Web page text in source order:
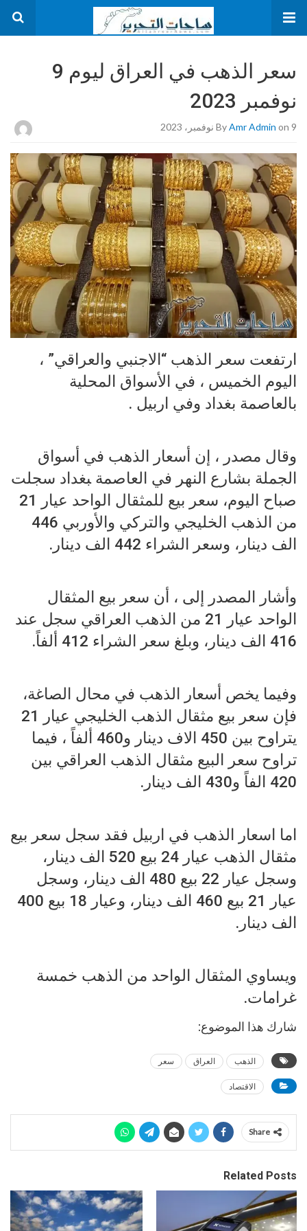
سعر الذهب في العراق ليوم 9
نوفمبر 2023
ByAmr Admin on 9 نوفمبر، 2023
ارتفعت سعر الذهب “الاجنبي والعراقي” ،
اليوم الخميس ، في الأسواق المحلية
بالعاصمة بغداد وفي اربيل .
وقال مصدر ، إن أسعار الذهب في أسواق
الجملة ب‍‍‍شارع النهر في العاصمة ‍‍بغداد سجلت
صباح اليوم، سعر بيع للمثقال الواحد عيار 21
من الذهب الخليجي والتركي والأوربي 446
الف دينار، وسعر الشراء 442 الف دينار.
وأشار المصدر إلى ، أن سعر بيع المثقال
الواحد عيار 21 من الذهب العراقي سجل عند
416 الف دينار، وبلغ سعر الشراء 412 ألفاً.
وفيما يخص أسعار الذهب في محال الصاغة،
فإن سعر بيع مثقال الذهب الخليجي عيار 21
يتراوح بين 450 الاف دينار و460 ألفاً ، فيما
تراوح سعر البيع مثقال الذهب العراقي بين
420 الفاً و430 الف دينار.
اما اسعار الذهب في اربيل فقد سجل سعر بيع
مثقال الذهب عيار 24 بيع 520 الف دينار،
وسجل عيار 22 بيع 480 الف دينار، وسجل
عيار 21 بيع 460 الف دينار، وعيار 18 بيع 400
الف دينار.
ويساوي المثقال الواحد من الذهب خمسة
غرامات.
شارك هذا الموضوع:
الذهب العراق سعر
الاقتصاد
Share
Related Posts